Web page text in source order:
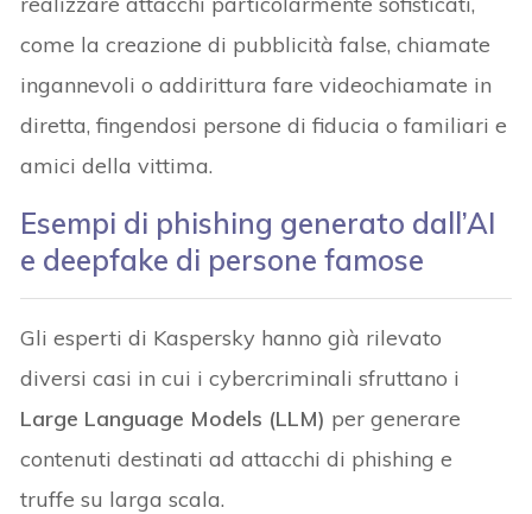
come la creazione di pubblicità false, chiamate
ingannevoli o addirittura fare videochiamate in
diretta, fingendosi persone di fiducia o familiari e
amici della vittima.
Esempi di phishing generato dall’AI
e deepfake di persone famose
Gli esperti di Kaspersky hanno già rilevato
diversi casi in cui i cybercriminali sfruttano i
Large Language Models (LLM) per generare
contenuti destinati ad attacchi di phishing e
truffe su larga scala.